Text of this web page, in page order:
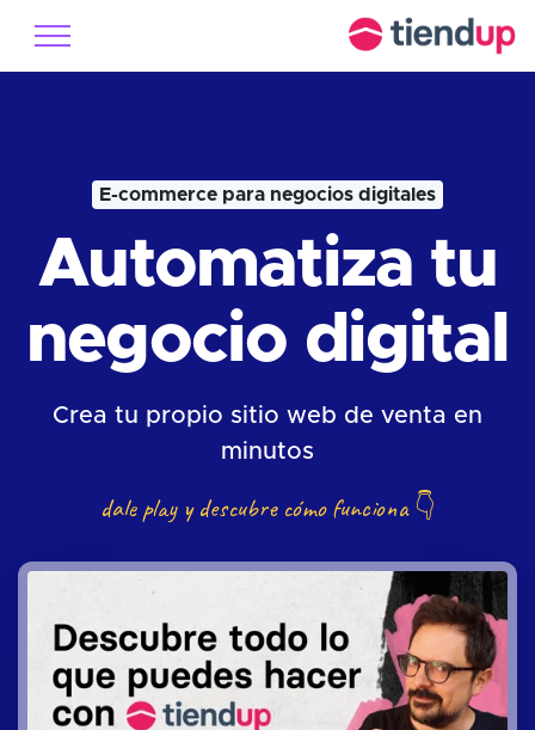
E-commerce para negocios digitales
Automatiza tu
negocio digital
Crea tu propio sitio web de venta en
minutos
dale play y descubre cómo funciona 👇